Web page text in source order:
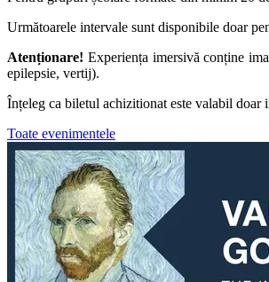
Următoarele intervale sunt disponibile doar
Atenționare! Experiența imersivă conține
epilepsie, vertij).
Înțeleg ca biletul achizitionat este valabil doar
Toate evenimentele